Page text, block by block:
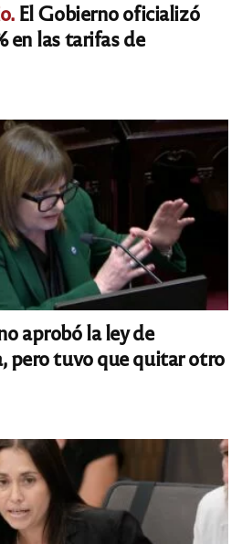
El Gobierno oficializó
en las tarifas de
aprobó la ley de
pero tuvo que quitar otro